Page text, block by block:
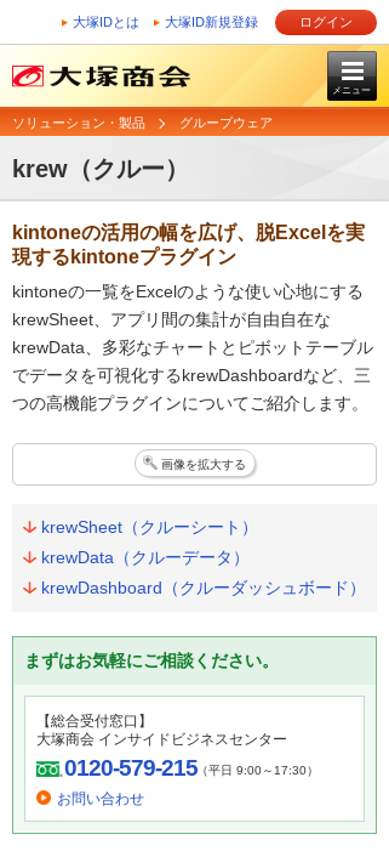
大塚IDとは 大塚ID新規登録 ログイン
メニュー
ソリューション・製品 グループウェア
krew（クルー）
kintoneの活用の幅を広げ、脱Excelを実
現するkintoneプラグイン
kintoneの一覧をExcelのような使い心地にする
krewSheet、アプリ間の集計が自由自在な
krewData、多彩なチャートとピボットテーブル
でデータを可視化するkrewDashboardなど、三
つの高機能プラグインについてご紹介します。
画像を拡大する
krewSheet（クルーシート）
krewData（クルーデータ）
krewDashboard（クルーダッシュボード）
まずはお気軽にご相談ください。
【総合受付窓口】
大塚商会 インサイドビジネスセンター
0120-579-215（平日 9:00～17:30）
お問い合わせ